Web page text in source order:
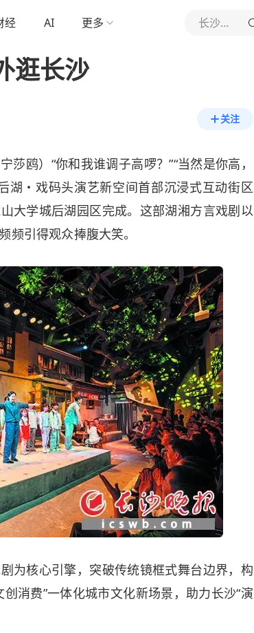
经 AI 更多 长沙晚报
逛长沙
关注
鸥）“你和我谁调子高啰？”“当然是你高，
湖・戏码头演艺新空间首部沉浸式互动街区
大学城后湖园区完成。这部湖湘方言戏剧以
频引得观众捧腹大笑。
核心引擎，突破传统镜框式舞台边界，构
消费”一体化城市文化新场景，助力长沙“演